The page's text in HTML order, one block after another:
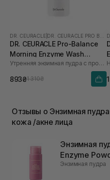
DR. CEURACLE
DR. CEURACLE Pro-Balance
Morning Enzyme Wash
(термін до 01.27р.) 50 г
Утренняя энзимная пудра с пробиотиками
893₴1 310₴
Отзывы о Энзимная
кожа /акне лица
Энзимная
Enzyme
Энзимная пудра